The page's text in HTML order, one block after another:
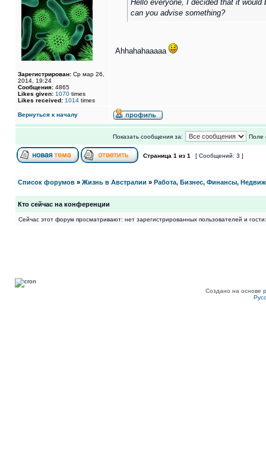
Зарегистрирован: Ср мар 26,
2014, 19:24
Сообщения: 4865
Likes given: 1070 times
Likes received: 1014 times
Hello everyone, I decided that it
can you advise something?
Ahhahahaaaaa
Вернуться к началу
Показать сообщения за: Поле
Страница 1 из 1 [ Сообщений: 3 ]
Список форумов » Жизнь в Австралии » Работа, Бизнес, Финансы,
Кто сейчас на конференции
Сейчас этот форум просматривают: нет зарегистрированных пользователей и
Создано на основе